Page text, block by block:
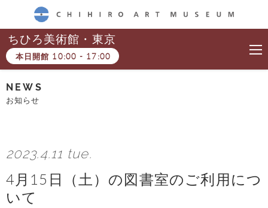
CHIHIRO ART MUSEUM
ちひろ美術館・東京
本日開館 10:00 - 17:00
NEWS
お知らせ
2023.4.11 tue.
4月15日（土）の図書室のご利用につ
いて